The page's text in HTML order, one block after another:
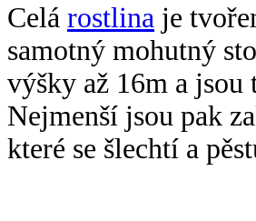
Celá rostlina je
samotný mohutný
výšky až 16m a
Nejmenší jsou pak
které se šlechtí a